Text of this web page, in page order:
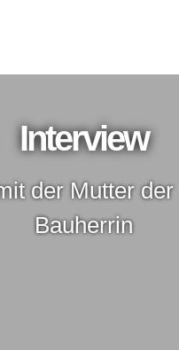
Interview
der Mutter der
Bauherrin